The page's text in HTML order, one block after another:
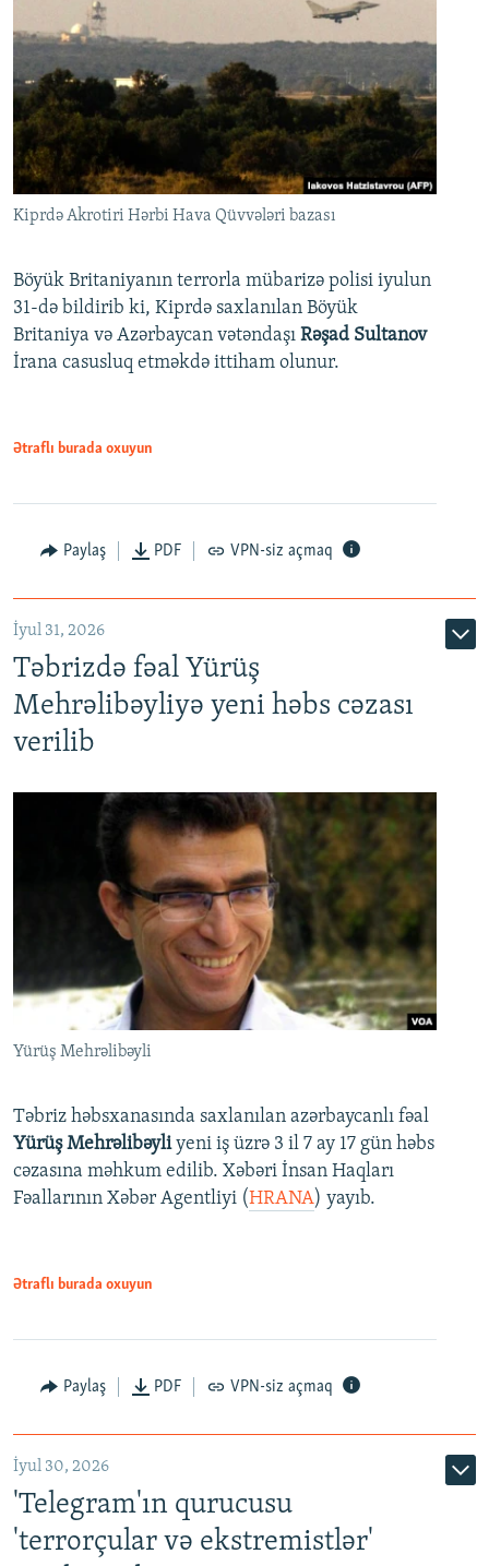
Kiprdə Akrotiri Hərbi Hava Qüvvələri bazası
Böyük Britaniyanın terrorla mübarizə polisi iyulun
31-də bildirib ki, Kiprdə saxlanılan Böyük
Britaniya və Azərbaycan vətəndaşı Rəşad Sultanov
İrana casusluq etməkdə ittiham olunur.
Ətraflı burada oxuyun
Paylaş PDF VPN-siz açmaq
İyul 31, 2026
Təbrizdə fəal Yürüş
Mehrəlibəyliyə yeni həbs cəzası
verilib
Yürüş Mehrəlibəyli
Təbriz həbsxanasında saxlanılan azərbaycanlı fəal
Yürüş Mehrəlibəyliyeni iş üzrə 3 il 7 ay 17 gün həbs
cəzasına məhkum edilib. Xəbəri İnsan Haqları
Fəallarının Xəbər Agentliyi (HRANA) yayıb.
Ətraflı burada oxuyun
Paylaş PDF VPN-siz açmaq
İyul 30, 2026
'Telegram'ın qurucusu
'terrorçular və ekstremistlər'